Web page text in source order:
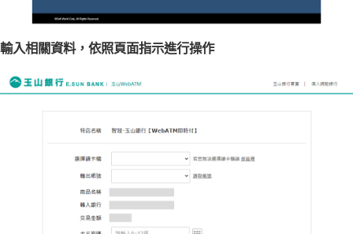
輸入相關資料，依照頁面指示進行操作